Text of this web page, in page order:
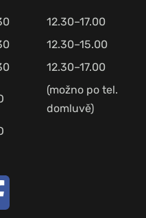
12.30–17.00
12.30–15.00
12.30–17.00
(možno po tel.
domluvě)